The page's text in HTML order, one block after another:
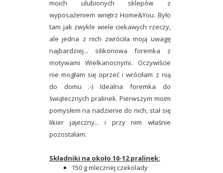
moich ulubionych sklepów z
wyposażeniem wnętrz Home&You. Było
tam jak zwykle wiele ciekawych rzeczy,
ale jedna z nich zwróciła moją uwagę
najbardziej... silikonowa foremka z
motywami Wielkanocnymi. Oczywiście
nie mogłam się oprzeć i wróciłam z nią
do domu :-) Idealna foremka do
świątecznych pralinek. Pierwszym moim
pomysłem na nadzienie do nich, stał się
likier jajeczny... i przy nim właśnie
pozostałam.
Składniki na około 10-12 pralinek:
150 g mlecznej czekolady